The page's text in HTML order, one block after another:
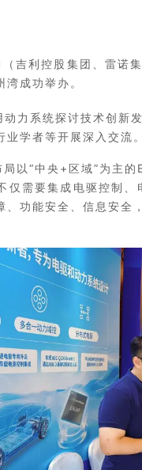
吉利控股集团、雷诺
成功举办。
力系统探讨技术创新
学者等开展深入交流。
以“中央+区域”为主
仅需要集成电驱控制
功能安全、信息安全